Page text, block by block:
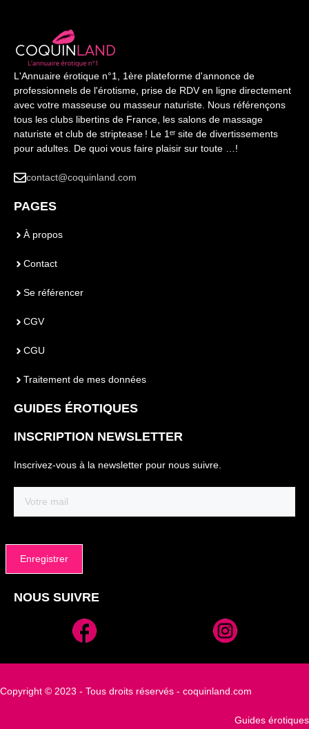
L'Annuaire érotique n°1, 1ère plateforme d'annonce de
professionnels de l'érotisme, prise de RDV en ligne directement
avec votre masseuse ou masseur naturiste. Nous référençons
tous les clubs libertins de France, les salons de massage
naturiste et club de striptease ! Le 1ᵉʳ site de divertissements
pour adultes. De quoi vous faire plaisir sur toute …!
contact@coquinland.com
PAGES
À propos
Contact
Se référencer
CGV
CGU
Traitement de mes données
GUIDES ÉROTIQUES
INSCRIPTION NEWSLETTER
Inscrivez-vous à la newsletter pour nous suivre.
Alternative:
NOUS SUIVRE
Copyright © 2023 - Tous droits réservés - coquinland.com
Guides érotiques